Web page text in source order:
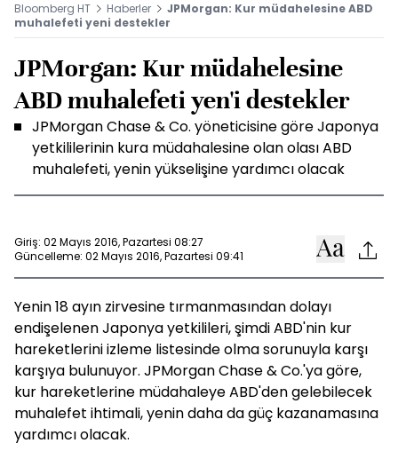
Bloomberg HT Haberler
JPMorgan: Kur müdahelesine ABD
muhalefeti yeni destekler
JPMorgan: Kur müdahelesine
ABD muhalefeti yen'i destekler
JPMorgan Chase & Co. yöneticisine göre Japonya
yetkililerinin kura müdahalesine olan olası ABD
muhalefeti, yenin yükselişine yardımcı olacak
Giriş: 02 Mayıs 2016, Pazartesi 08:27
Güncelleme: 02 Mayıs 2016, Pazartesi 09:41
Yenin 18 ayın zirvesine tırmanmasından dolayı
endişelenen Japonya yetkilileri, şimdi ABD'nin kur
hareketlerini izleme listesinde olma sorunuyla karşı
karşıya bulunuyor. JPMorgan Chase & Co.'ya göre,
kur hareketlerine müdahaleye ABD'den gelebilecek
muhalefet ihtimali, yenin daha da güç kazanamasına
yardımcı olacak.